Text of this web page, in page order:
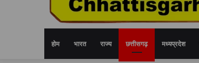
होम भारत राज्य छत्तीसगढ़ मध्यप्रदेश